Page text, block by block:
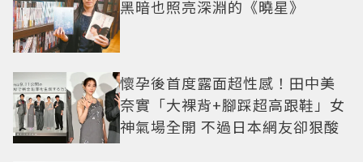
黑暗也照亮深淵的《曉星》
懷孕後首度露面超性感！田中美
奈實「大裸背+腳踩超高跟鞋」女
神氣場全開 不過日本網友卻狠酸